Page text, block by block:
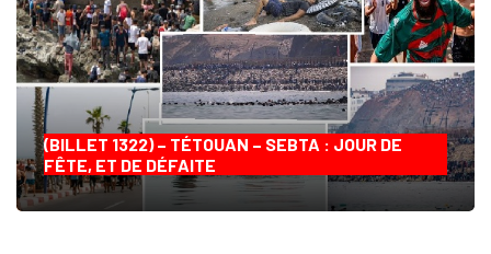
(BILLET 1322) – TÉTOUAN – SEBTA : JOUR DE
FÊTE, ET DE DÉFAITE